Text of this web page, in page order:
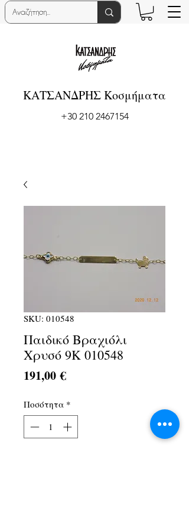
ΚΑΤΣΑΝΔΡΗΣ Κοσμήματα
+30 210 2467154
SKU: 010548
Παιδικό Βραχιόλι
Χρυσό 9Κ 010548
191,00 €Τιμή
Ποσότητα *